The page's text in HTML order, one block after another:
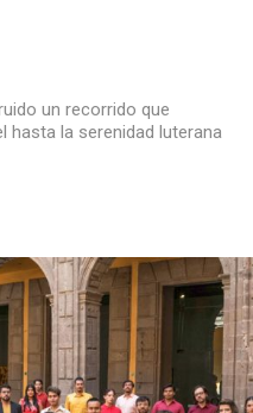
un recorrido que
hasta la serenidad luterana